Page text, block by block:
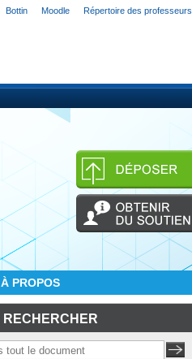
Bottin Moodle Répertoire des professeurs
À PROPOS
RECHERCHER